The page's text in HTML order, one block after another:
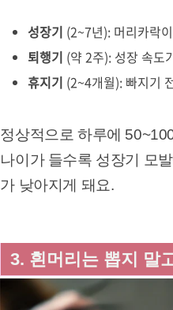
성장기 (2~7년): 머리카락
퇴행기 (약 2주): 성장 속도
휴지기 (2~4개월): 빠지기
정상적으로 하루에
나이가 들수록 성장기 모
가 낮아지게 돼요.
3. 흰머리는 뽑지 말